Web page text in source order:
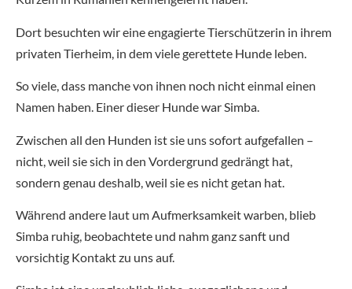
Dort besuchten wir eine engagierte Tierschützerin in ihrem
privaten Tierheim, in dem viele gerettete Hunde leben.
So viele, dass manche von ihnen noch nicht einmal einen
Namen haben. Einer dieser Hunde war Simba.
Zwischen all den Hunden ist sie uns sofort aufgefallen –
nicht, weil sie sich in den Vordergrund gedrängt hat,
sondern genau deshalb, weil sie es nicht getan hat.
Während andere laut um Aufmerksamkeit warben, blieb
Simba ruhig, beobachtete und nahm ganz sanft und
vorsichtig Kontakt zu uns auf.